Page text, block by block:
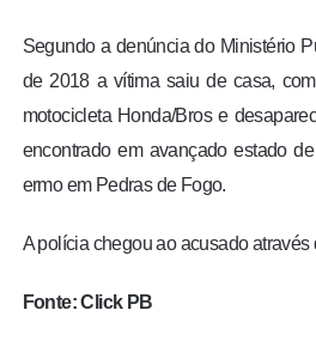
Segundo a denúncia do Ministério
de 2018 a vítima saiu de casa,
motocicleta Honda/Bros e
encontrado em avançado estado
ermo em Pedras de Fogo.
A polícia chegou ao acusado através
Fonte: Click PB